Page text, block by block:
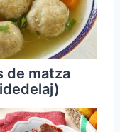
de matza